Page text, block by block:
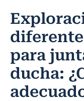
para
ducha: